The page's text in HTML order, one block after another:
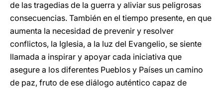
de las tragedias de la guerra y aliviar sus peligrosas
consecuencias. También en el tiempo presente, en que
aumenta la necesidad de prevenir y resolver
conflictos, la Iglesia, a la luz del Evangelio, se siente
llamada a inspirar y apoyar cada iniciativa que
asegure a los diferentes Pueblos y Países un camino
de paz, fruto de ese diálogo auténtico capaz de